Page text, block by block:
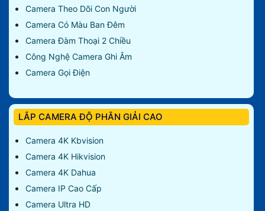
Camera Theo Dõi Con Người
Camera Có Màu Ban Đêm
Camera Đàm Thoại 2 Chiều
Công Nghệ Camera Ghi Âm
Camera Gọi Điện
LẮP CAMERA ĐỘ PHÂN GIẢI CAO
Camera 4K Kbvision
Camera 4K Hikvision
Camera 4K Dahua
Camera IP Cao Cấp
Camera Ultra HD